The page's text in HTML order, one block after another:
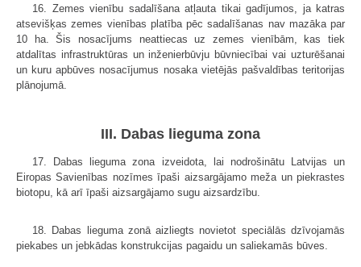
16. Zemes vienību sadalīšana atļauta tikai gadījumos, ja katras
atsevišķas zemes vienības platība pēc sadalīšanas nav mazāka par
10 ha. Šis nosacījums neattiecas uz zemes vienībām, kas tiek
atdalītas infrastruktūras un inženierbūvju būvniecībai vai uzturēšanai
un kuru apbūves nosacījumus nosaka vietējās pašvaldības teritorijas
plānojumā.
III. Dabas lieguma zona
17. Dabas lieguma zona izveidota, lai nodrošinātu Latvijas un
Eiropas Savienības nozīmes īpaši aizsargājamo meža un piekrastes
biotopu, kā arī īpaši aizsargājamo sugu aizsardzību.
18. Dabas lieguma zonā aizliegts novietot speciālās dzīvojamās
piekabes un jebkādas konstrukcijas pagaidu un saliekamās būves.